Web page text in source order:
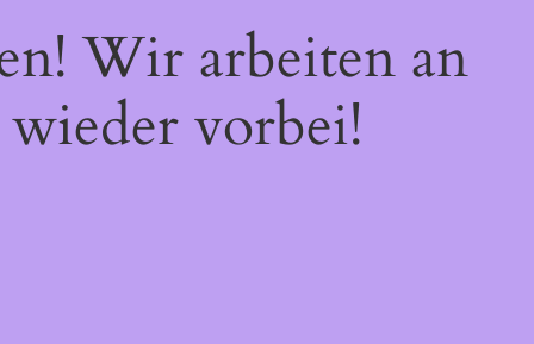
Wir arbeiten an
vorbei!